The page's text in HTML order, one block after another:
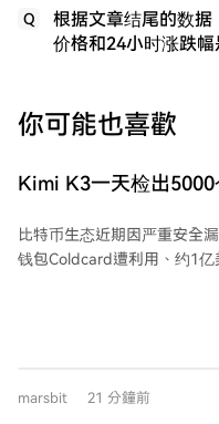
Q
根据文章结尾的数据
价格和24小时涨跌幅
你可能也喜歡
Kimi K3一天检出
比特币生态近期因严重安全
钱包Coldcard遭利用、约1
力成本约1万美元，效率惊人
marsbit 21 分鐘前